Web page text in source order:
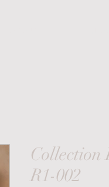
Collection
R1-002